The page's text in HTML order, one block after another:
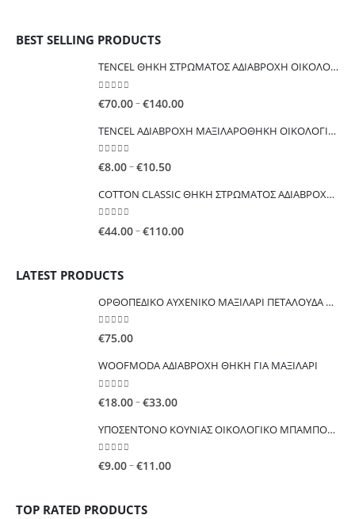
BEST SELLING PRODUCTS
TENCEL ΘΗΚΗ ΣΤΡΩΜΑΤΟΣ ΑΔΙΑΒΡΟΧΗ ΟΙΚΟΛΟΓΙΚΗ ΕΥΚΑΛΥΠΤΟΥ ISLEEP ΓΙΑ ΑΛΛΕΡΓΙΕΣ ΑΚΑΡΕΑ ΚΟΡΙΟΥΣ
€70.00–€140.00Price
€70.00
TENCEL ΑΔΙΑΒΡΟΧΗ ΜΑΞΙΛΑΡΟΘΗΚΗ ΟΙΚΟΛΟΓΙΚΗ ΕΥΚΑΛΥΠΤΟΥ
0out of 5
€8.00–€10.50Price
€8.00
€10.50
COTTON CLASSIC ΘΗKΗ ΣΤΡΩΜΑΤΟΣ ΑΔΙΑΒΡΟΧΗ ΟΙΚΟΝΟΜΙΚΗ
€44.00–€110.00Price
€110.00
LATEST PRODUCTS
ΟΡΘΟΠΕΔΙΚΟ ΑΥΧΕΝΙΚΟ ΜΑΞΙΛΑΡΙ ΠΕΤΑΛΟΥΔΑ Μαξιλάρι λαιμού από αφρό μνήμης
0out of 5
€75.00
WOOFMODA ΑΔΙΑΒΡΟΧΗ ΘΗΚΗ ΓΙΑ ΜΑΞΙΛΑΡΙ
€18.00–€33.00Price
€18.00
ΥΠΟΣΕΝΤΟΝΟ ΚΟΥΝΙΑΣ ΟΙΚΟΛΟΓΙΚΟ ΜΠΑΜΠΟΥ ΑΔΙΑΒΡΟΧΟ ΠΟΛΛΑΠΛΩΝ ΧΡΗΣΕΩΝ
0out of 5
€9.00–€11.00Price
TOP RATED PRODUCTS